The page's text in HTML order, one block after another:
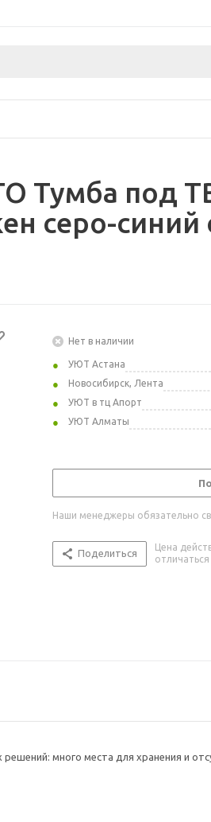
Тумба под
серо-синий
Нет в наличии
УЮТ Астана
Новосибирск, Лента
УЮТ в тц Апорт
УЮТ Алматы
Наши менеджеры обязательно
Поделиться
Цена
много места для хранения и